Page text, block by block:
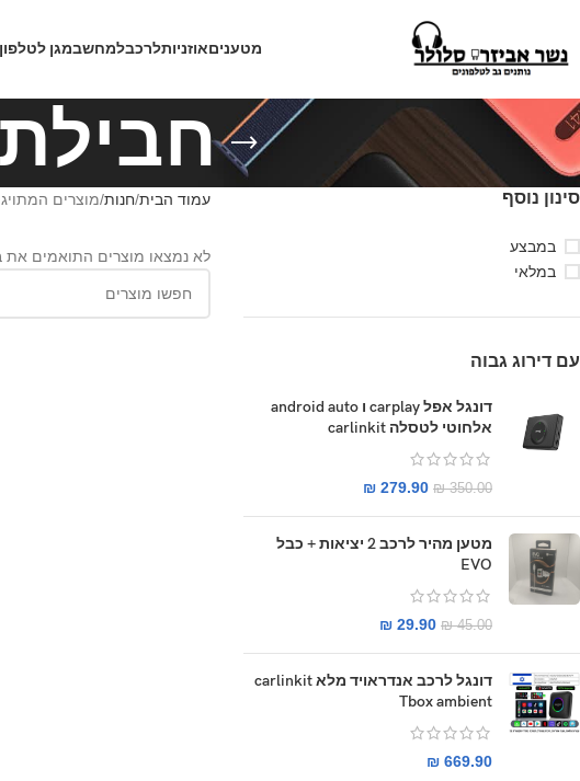
מטעניםאוזניותלרכבלמחשבמגן לטלפון
סינון נוסף
במבצע
במלאי
עם דירוג גבוה
דונגל אפל carplay ו android auto
אלחוטי לטסלה carlinkit
₪350.00
₪ 279.90
מטען מהיר לרכב 2 יציאות + כבל
EVO
₪45.00
₪ 29.90
דונגל לרכב אנדראויד מלא carlinkit
Tbox ambient
₪ 669.90
עמוד הבית חנות מוצרים
לא נמצאו מוצרים התואמים את